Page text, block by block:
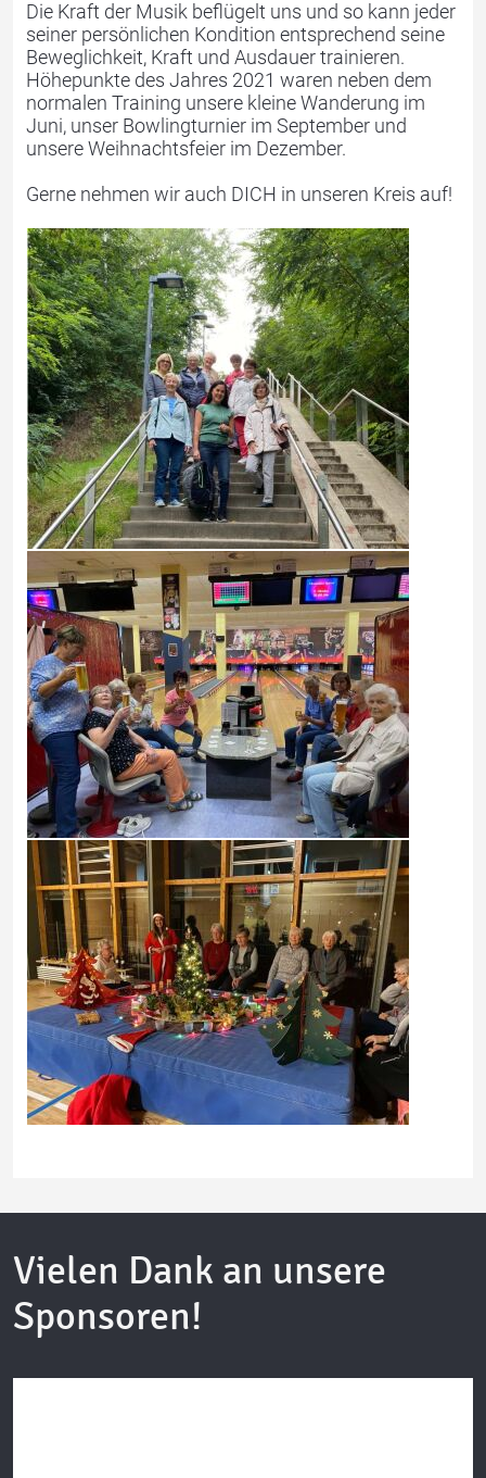
Die Kraft der Musik beflügelt uns und so kann jeder
seiner persönlichen Kondition entsprechend seine
Beweglichkeit, Kraft und Ausdauer trainieren.
Höhepunkte des Jahres 2021 waren neben dem
normalen Training unsere kleine Wanderung im
Juni, unser Bowlingturnier im September und
unsere Weihnachtsfeier im Dezember.
Gerne nehmen wir auch DICH in unseren Kreis auf!
Vielen Dank an unsere
Sponsoren!